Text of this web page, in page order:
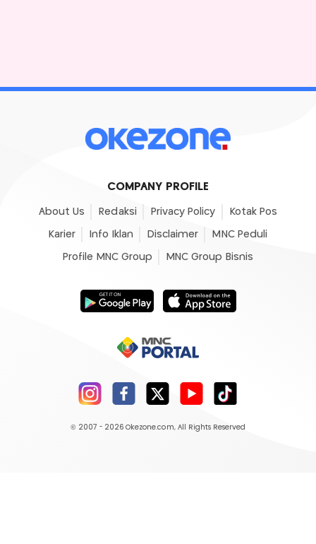
COMPANY PROFILE
About Us Redaksi Privacy Policy Kotak Pos
Karier Info Iklan Disclaimer MNC Peduli
Profile MNC Group MNC Group Bisnis
© 2007 - 2026 Okezone.com, All Rights Reserved